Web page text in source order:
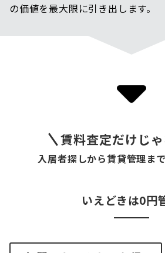
の価値を最大限に引き出します。
賃料査定だけじゃ
入居者探しから賃貸管理ま
いえどきは0円